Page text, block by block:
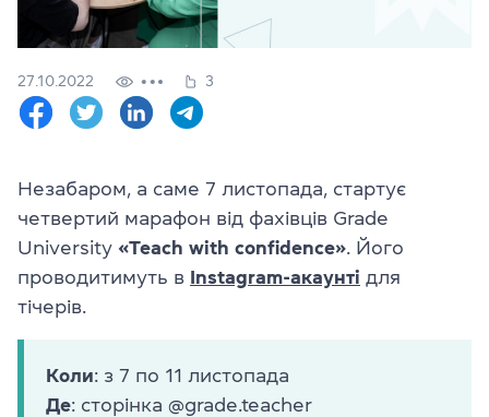
Перевірити рівень
Залишити заявку
(044) 580 11 00
(050) 580 11 00
(063) 580 11 00
м. Київ, метро Золоті Ворота, вул. Ярославів Вал, 13/2-б,
27.10.2022 3
Незабаром, а саме 7 листопада, стартує
четвертий марафон від фахівців Grade
University «Teach with confidence». Його
проводитимуть в Instagram-акаунті для
тічерів.
Коли: з 7 по 11 листопада
Де: сторінка @grade.teacher